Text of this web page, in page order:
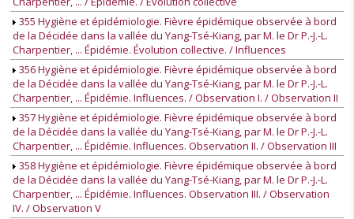
355 Hygiène et épidémiologie. Fièvre épidémique observée à bord
de la Décidée dans la vallée du Yang-Tsé-Kiang, par M. le Dr P.-J.-L.
Charpentier, ... Épidémie. Évolution collective. / Influences
356 Hygiène et épidémiologie. Fièvre épidémique observée à bord
de la Décidée dans la vallée du Yang-Tsé-Kiang, par M. le Dr P.-J.-L.
Charpentier, ... Épidémie. Influences. / Observation I. / Observation II
357 Hygiène et épidémiologie. Fièvre épidémique observée à bord
de la Décidée dans la vallée du Yang-Tsé-Kiang, par M. le Dr P.-J.-L.
Charpentier, ... Épidémie. Influences. Observation II. / Observation III
358 Hygiène et épidémiologie. Fièvre épidémique observée à bord
de la Décidée dans la vallée du Yang-Tsé-Kiang, par M. le Dr P.-J.-L.
Charpentier, ... Épidémie. Influences. Observation III. / Observation
IV. / Observation V